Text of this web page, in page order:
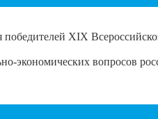
XIX
экономических вопросов